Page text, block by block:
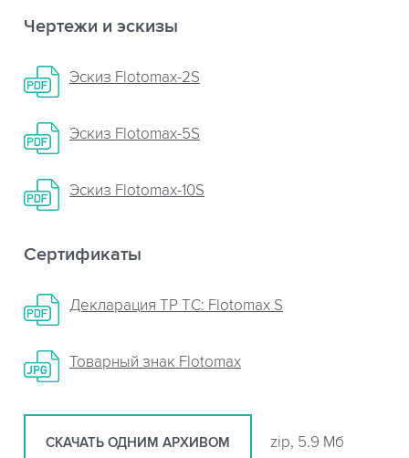
Чертежи и эскизы
Эскиз Flotomax-2S
Эскиз Flotomax-5S
Эскиз Flotomax-10S
Сертификаты
Декларация ТР ТС: Flotomax S
Товарный знак Flotomax
СКАЧАТЬ ОДНИМ АРХИВОМ zip, 5.9 Мб